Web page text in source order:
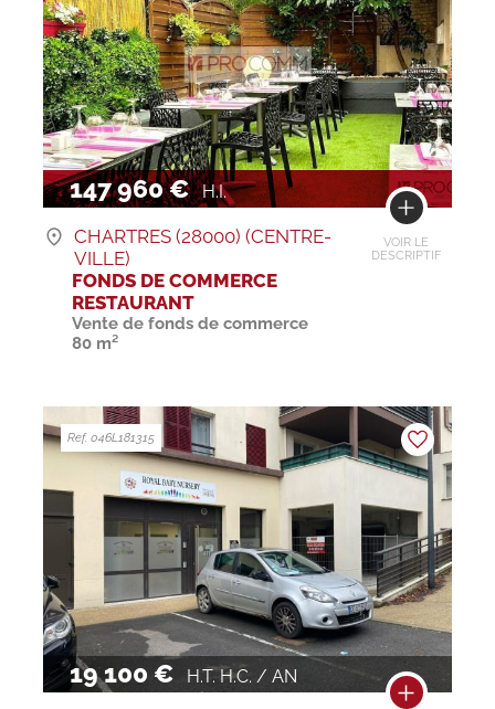
147 960 € H.I.
VOIR LE
DESCRIPTIF
CHARTRES (28000) (CENTRE-
VILLE)
FONDS DE COMMERCE
RESTAURANT
Vente de fonds de commerce
80 m²
19 100 € H.T. H.C. / AN
Ref. 046L181315